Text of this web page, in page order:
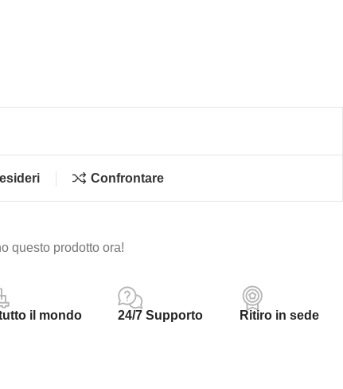
Confrontare
questo prodotto ora!
tutto il mondo 24/7 Supporto Ritiro in sede